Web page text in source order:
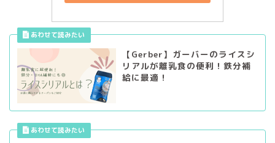
【Gerber】ガーバーのライスシ
リアルが離乳食の便利！鉄分補
給に最適！